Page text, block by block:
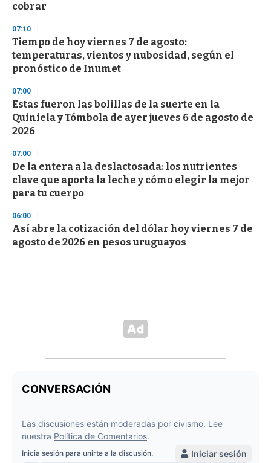
cobrar
07:10
Tiempo de hoy viernes 7 de agosto:
temperaturas, vientos y nubosidad, según el
pronóstico de Inumet
07:00
Estas fueron las bolillas de la suerte en la
Quiniela y Tómbola de ayer jueves 6 de agosto de
2026
07:00
De la entera a la deslactosada: los nutrientes
clave que aporta la leche y cómo elegir la mejor
para tu cuerpo
06:00
Así abre la cotización del dólar hoy viernes 7 de
agosto de 2026 en pesos uruguayos